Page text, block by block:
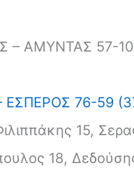
– ΑΜΥΝΤΑΣ 57-
ΕΣΠΕΡΟΣ 76-59
15,
18,